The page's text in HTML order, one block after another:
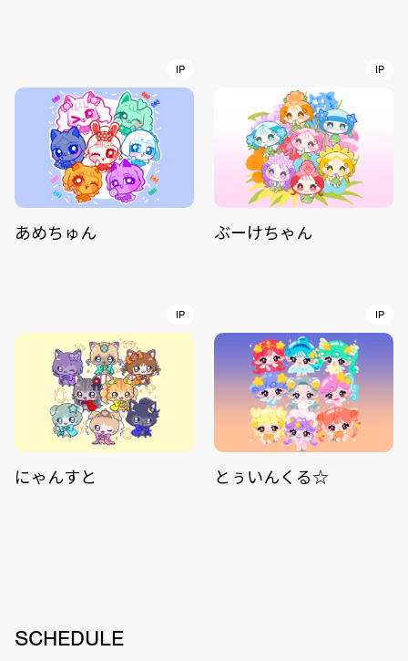
IP
あめちゅん
IP
ぶーけちゃん
IP
にゃんすと
IP
とぅいんくる☆
SCHEDULE